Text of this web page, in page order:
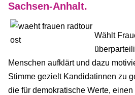
Sachsen-Anhalt.
Wählt
Menschen aufklärt und dazu
Stimme gezielt Kandidatinnen zu
die für demokratische Werte,